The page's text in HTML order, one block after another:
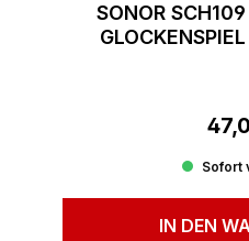
SONOR
Sofort
IN DEN